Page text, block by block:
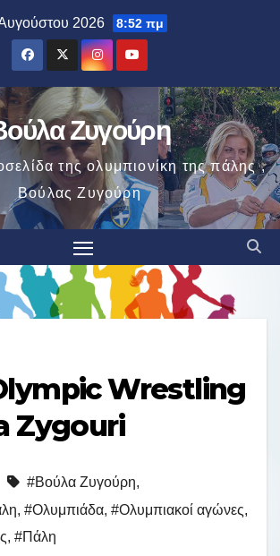
2026 8:52 πμ
Ζυγούρη
της ολυμπιονίκη της πάλης ,
Βούλας Ζυγούρη
Wrestling
Zygouri
#Βούλα Ζυγούρη,
, #Ολυμπιάδα, #Ολυμπιακοί αγώνες,
, #Πάλη